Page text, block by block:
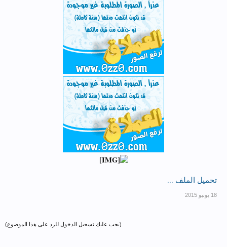
تحميل الملف ...
(يجب عليك تسجيل الدخول للرد على هذا الموضوع)